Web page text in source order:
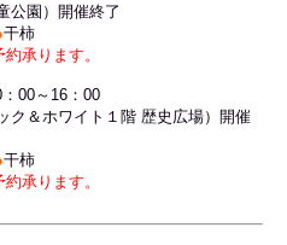
公園）開催終了
干柿
承ります。
00～16：00
ク＆ホワイト１階 歴史広場）開催
干柿
承ります。